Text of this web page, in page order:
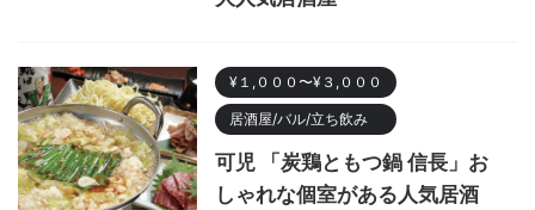
¥１,０００〜¥３,０００
居酒屋/バル/立ち飲み
可児 「炭鶏ともつ鍋 信長」お
しゃれな個室がある人気居酒